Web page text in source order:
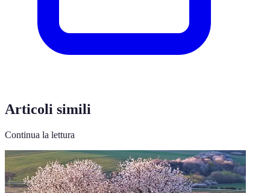
Articoli simili
Continua la lettura